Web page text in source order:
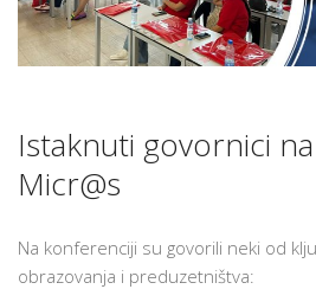
Istaknuti govornici
Micr@s
Na konferenciji su govorili neki od
obrazovanja i preduzetništva: